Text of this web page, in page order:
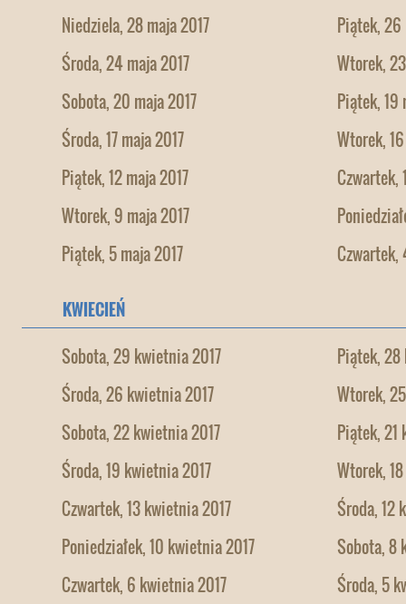
Niedziela, 28 maja 2017
Piątek, 26
Środa, 24 maja 2017
Wtorek,
Sobota, 20 maja 2017
Piątek, 19
Środa, 17 maja 2017
Wtorek,
Piątek, 12 maja 2017
Czwartek,
Wtorek, 9 maja 2017
Piątek, 5 maja 2017
Czwartek,
KWIECIEŃ
Sobota, 29 kwietnia 2017
Piątek,
Środa, 26 kwietnia 2017
Wtorek,
Sobota, 22 kwietnia 2017
Piątek, 21
Środa, 19 kwietnia 2017
Wtorek,
Czwartek, 13 kwietnia 2017
Środa, 12
Poniedziałek, 10 kwietnia 2017
Sobota, 8
Czwartek, 6 kwietnia 2017
Środa, 5